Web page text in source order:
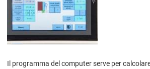
Il programma del computer serve per